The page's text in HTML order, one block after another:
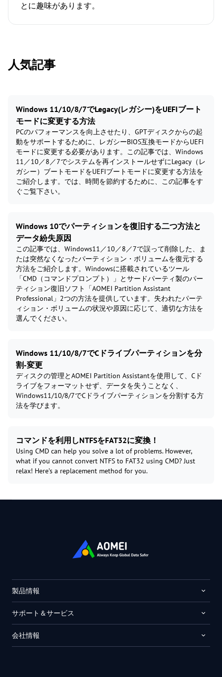
とに趣味があります。
人気記事
Windows 11/10/8/7でLegacy(レガシー)をUEFIブート
モードに変更する方法
PCのパフォーマンスを向上させたり、GPTディスクからの起
動をサポートするために、レガシーBIOS互換モードからUEFI
モードに変更する必要があります。この記事では、Windows
11／10／8／7でシステムを再インストールせずにLegacy（レ
ガシー）ブートモードをUEFIブートモードに変更する方法を
ご紹介します。では、時間を節約するために、この記事をす
ぐご覧下さい。
Windows 10でパーティションを復旧する二つ方法と
データ紛失原因
この記事では、Windows11／10／8／7で誤って削除した、ま
たは突然なくなったパーティション・ボリュームを復元する
方法をご紹介します。Windowsに搭載されているツール
「CMD（コマンドプロンプト）」とサードパーティ製のパー
ティション復旧ソフト「AOMEI Partition Assistant
Professional」2つの方法を提供しています。失われたパーテ
ィション・ボリュームの状況や原因に応じて、適切な方法を
選んでください。
Windows 11/10/8/7でCドライブパーティションを分
割-変更
ディスクの管理とAOMEI Partition Assistantを使用して、Cド
ライブをフォーマットせず、データを失うことなく、
Windows11/10/8/7でCドライブパーティションを分割する方
法を学びます。
コマンドを利用しNTFSをFAT32に変換！
Using CMD can help you solve a lot of problems. However,
what if you cannot convert NTFS to FAT32 using CMD? Just
relax! Here’s a replacement method for you.
製品情報
サポート＆サービス
会社情報